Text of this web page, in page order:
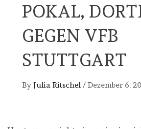
OKAL,
EGEN VFB S
TUTTGART
By Julia Ritschel / Dezember 6,